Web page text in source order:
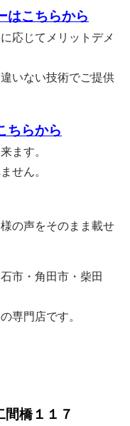
はこちらから
応じてメリットデメ
いない技術でご提供
ちらから
ます。
せん。
の声をそのまま載せ
市・角田市・柴田
専門店です。
橋１１７